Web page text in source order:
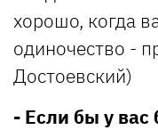
хорошо, когда
одиночество -
Достоевский)
- Если бы у